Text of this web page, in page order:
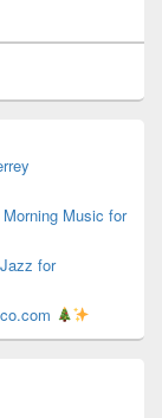
Music for
for